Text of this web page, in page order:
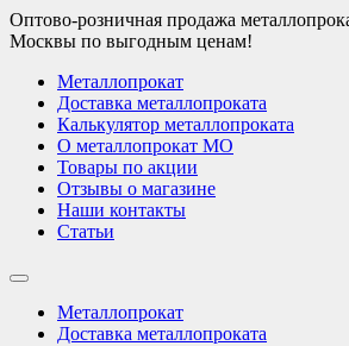
Оптово-розничная продажа
Москвы по выгодным ценам!
Металлопрокат
Доставка металлопроката
Калькулятор металлопроката
О металлопрокат МО
Товары по акции
Отзывы о магазине
Наши контакты
Статьи
Металлопрокат
Доставка металлопроката